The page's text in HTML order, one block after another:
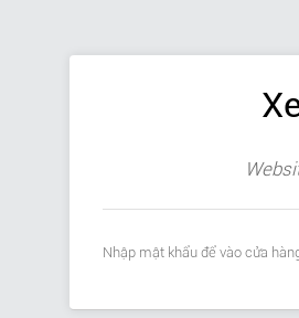
Nhập mật khẩu để vào cửa